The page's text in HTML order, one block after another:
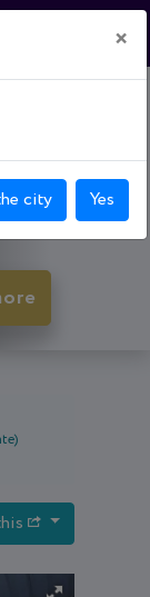
Rih,
буд. 141А
×
city Yes